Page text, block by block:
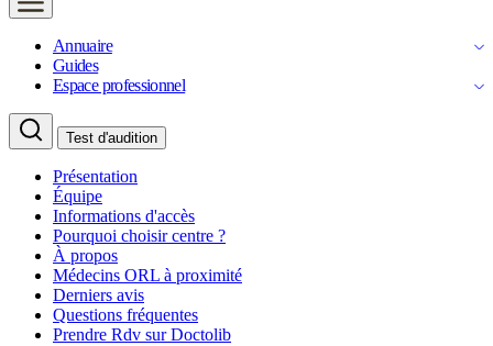
Annuaire
Guides
Espace professionnel
Test d'audition
Présentation
Équipe
Informations d'accès
Pourquoi choisir centre ?
À propos
Médecins ORL à proximité
Derniers avis
Questions fréquentes
Prendre Rdv sur Doctolib